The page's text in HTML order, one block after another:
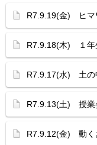
R7.9.19(金) ヒマ
R7.9.18(木) １年
R7.9.17(水) 土の
R7.9.13(土) 授業
R7.9.12(金) 動く